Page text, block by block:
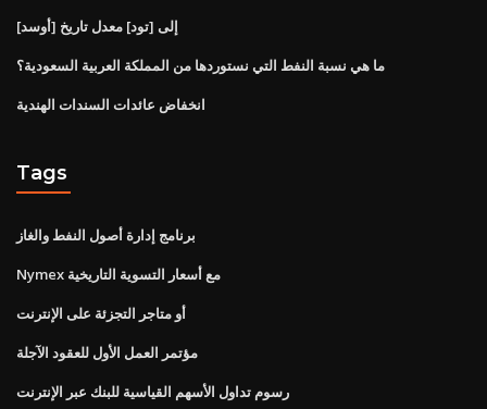
[أوسد] إلى [تود] معدل تاريخ
ما هي نسبة النفط التي نستوردها من المملكة العربية السعودية؟
انخفاض عائدات السندات الهندية
Tags
برنامج إدارة أصول النفط والغاز
Nymex مع أسعار التسوية التاريخية
أو متاجر التجزئة على الإنترنت
مؤتمر العمل الأول للعقود الآجلة
رسوم تداول الأسهم القياسية للبنك عبر الإنترنت